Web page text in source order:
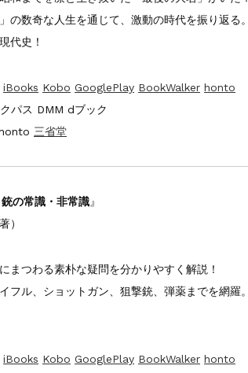
の数奇な人生を通じて、激動の時代を振り返る。
代史！
iBooks Kobo GooglePlay BookWalker honto
パス DMM dブック
三省堂
の常識・非常識』
）
まつわる素朴な疑問を分かりやすく解説！
フル、ショットガン、狙撃銃、弾薬までを網羅。
iBooks Kobo GooglePlay BookWalker honto